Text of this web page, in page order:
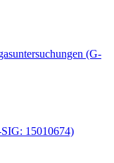
(G-
15010674)